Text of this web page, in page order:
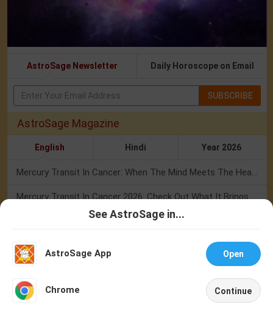
AstroSage Newsletter Daily Horoscope on Email
SUBSCRIBE
AstroSage Magazine
English Hindi Year 2026
Weekly Horoscope 3 To 9 August, 2026: List Of Fasts & Festivals
Numerology Weekly Horoscope: 2 August To 8 August, 2026
See AstroSage in...
AstroSage App Open
Chrome Continue
Astrologer
Home Account